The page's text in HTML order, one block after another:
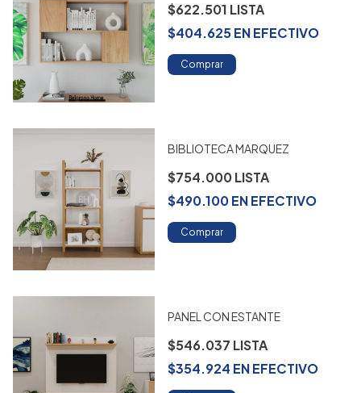
$622.501
$404.625ENEFECTIVO
Comprar
BIBLIOTECA MARQUEZ
$754.000
$490.100ENEFECTIVO
Comprar
PANEL CON ESTANTE
$546.037
$354.924 ENEFECTIVO